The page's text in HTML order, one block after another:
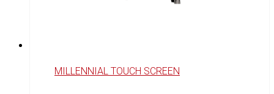
MILLENNIAL TOUCH SCREEN